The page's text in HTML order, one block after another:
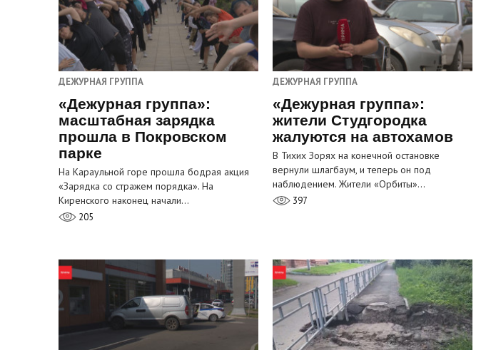
ДЕЖУРНАЯ ГРУППА
«Дежурная группа»:
масштабная зарядка
прошла в Покровском
парке
На Караульной горе прошла бодрая акция
«Зарядка со стражем порядка». На
Киренского наконец начали…
205
ДЕЖУРНАЯ ГРУППА
«Дежурная группа»:
жители Студгородка
жалуются на автохамов
В Тихих Зорях на конечной остановке
вернули шлагбаум, и теперь он под
наблюдением. Жители «Орбиты»…
397